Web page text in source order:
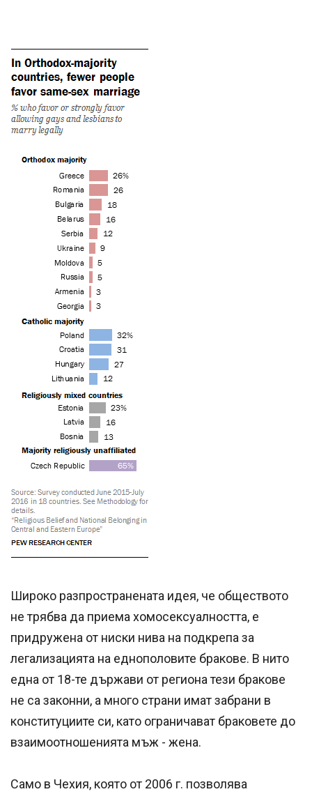
Широко разпространената идея, че обществото
не трябва да приема хомосексуалността, е
придружена от ниски нива на подкрепа за
легализацията на еднополовите бракове. В нито
една от 18-те държави от региона тези бракове
не са законни, а много страни имат забрани в
конституциите си, като ограничават браковете до
взаимоотношенията мъж - жена.
Само в Чехия, която от 2006 г. позволява